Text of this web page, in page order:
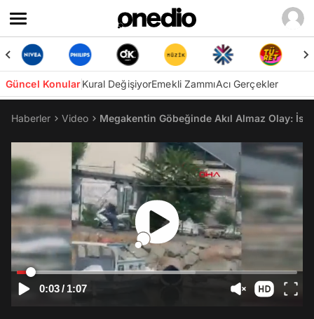
Güncel KonularKural DeğişiyorEmekli ZammıAcı Gerçekler
Haberler Video Megakentin Göbeğinde Akıl Almaz Olay:
0:03/ 1:07